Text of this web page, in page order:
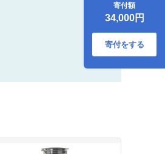
イトシルバー】
77685 F4N-0707
寄付額
34,000円
寄付をする